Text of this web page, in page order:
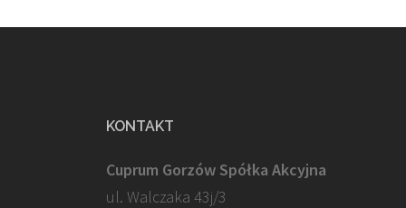
KONTAKT
Cuprum Gorzów Spółka Akcyjna
ul. Walczaka 43j/3